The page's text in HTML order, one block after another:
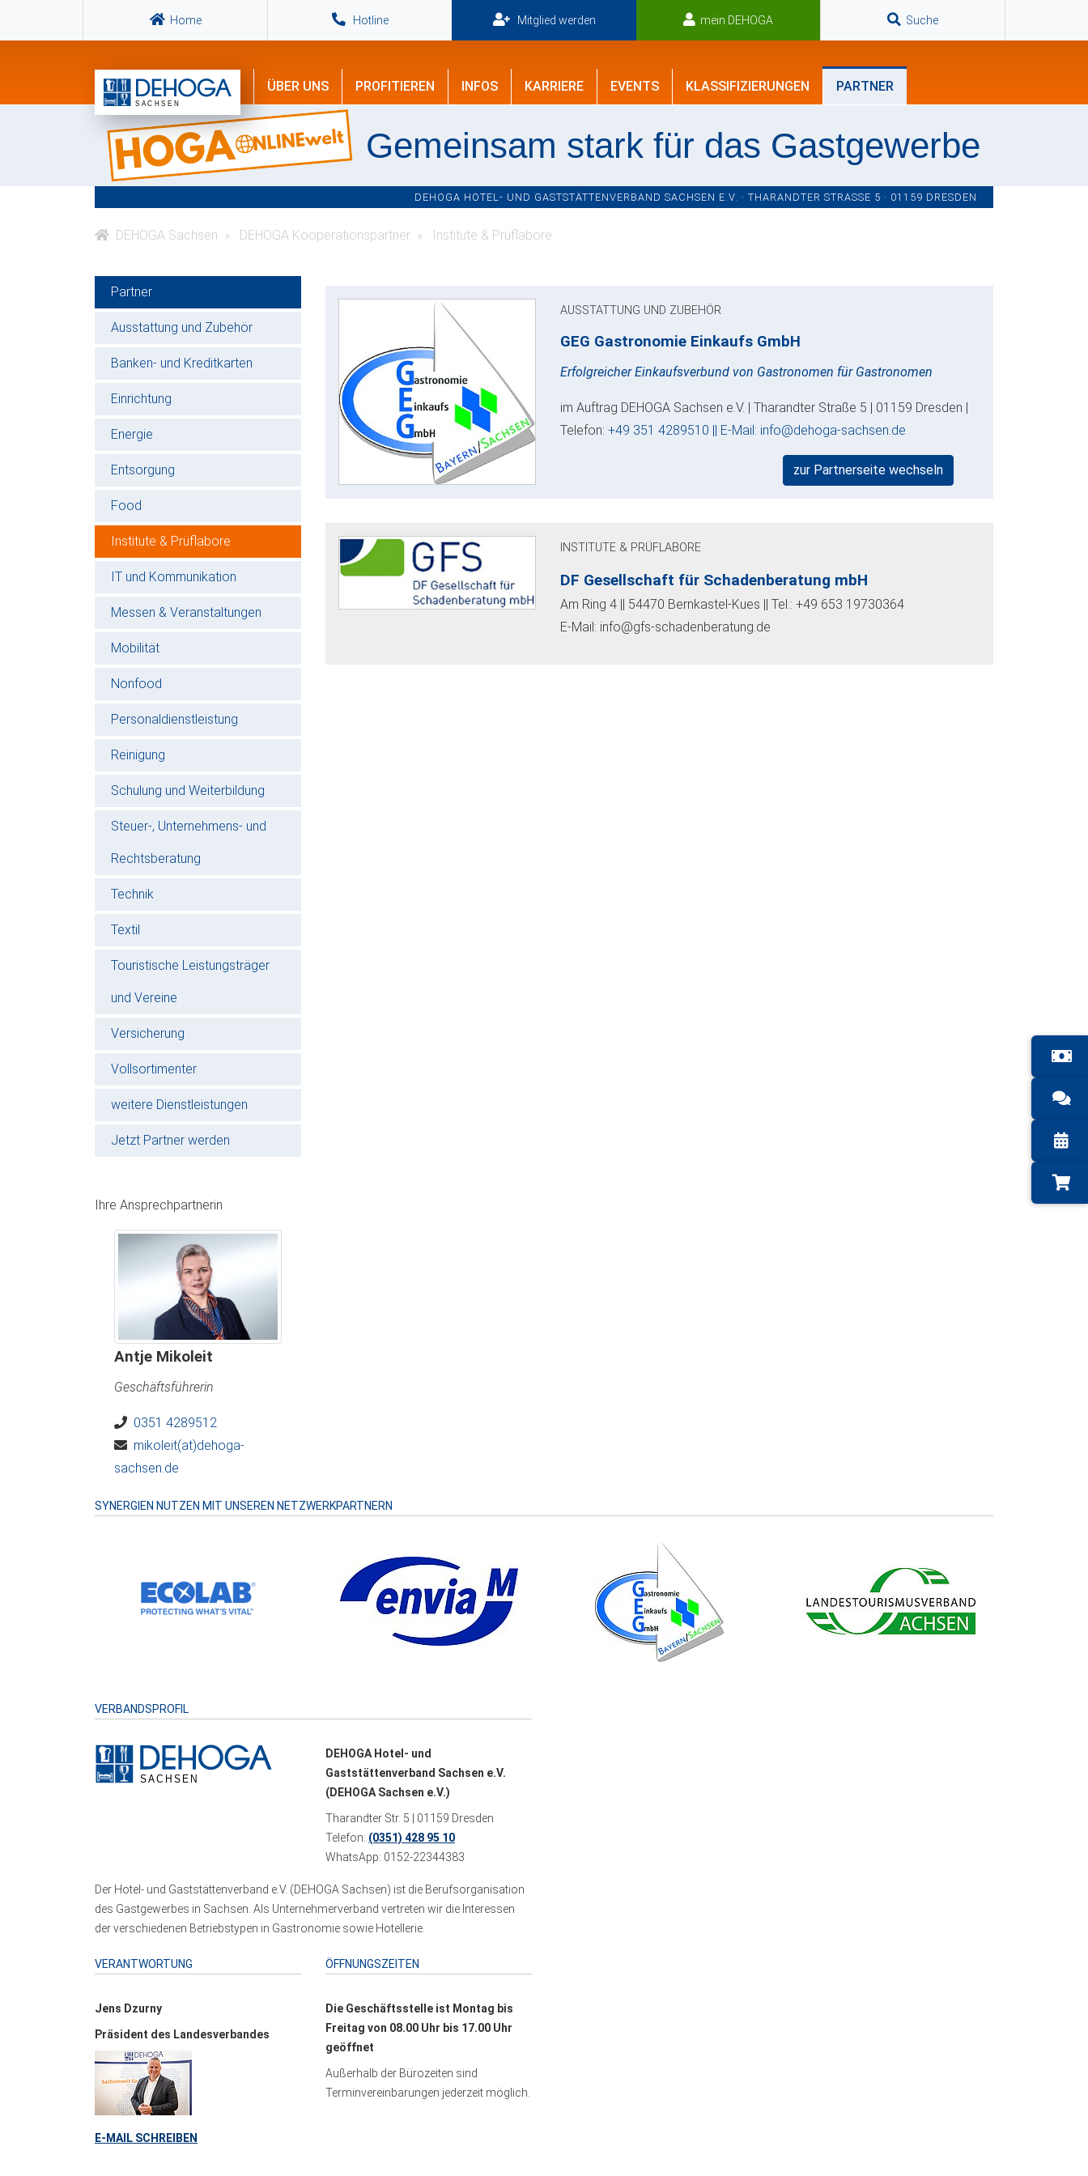
Home Hotline Mitglied werden mein DEHOGA Suche
ÜBER UNS PROFITIEREN INFOS KARRIERE EVENTS KLASSIFIZIERUNGEN PARTNER
Gemeinsam stark für das Gastgewerbe
DEHOGA HOTEL- UND GASTSTÄTTENVERBAND SACHSEN E.V. · THARANDTER STRASSE 5 · 01159 DRESDEN
DEHOGA Sachsen DEHOGA Kooperationspartner Institute & Prüflabore
Partner
Ausstattung und Zubehör
Banken- und Kreditkarten
Einrichtung
Energie
Entsorgung
Food
Institute & Prüflabore
IT und Kommunikation
Messen & Veranstaltungen
Mobilität
Nonfood
Personaldienstleistung
Reinigung
Schulung und Weiterbildung
Steuer-, Unternehmens- und
Rechtsberatung
Technik
Textil
Touristische Leistungsträger
und Vereine
Versicherung
Vollsortimenter
weitere Dienstleistungen
Jetzt Partner werden
Ihre Ansprechpartnerin
Antje Mikoleit
Geschäftsführerin
0351 4289512
mikoleit(at)dehoga-
sachsen.de
AUSSTATTUNG UND ZUBEHÖR
GEG Gastronomie Einkaufs GmbH
Erfolgreicher Einkaufsverbund von Gastronomen für Gastronomen
im Auftrag DEHOGA Sachsen e.V. | Tharandter Straße 5 | 01159 Dresden |
Telefon:+49 351 4289510 || E-Mail: info@dehoga-sachsen.de
zur Partnerseite wechseln
INSTITUTE & PRÜFLABORE
DF Gesellschaft für Schadenberatung mbH
Am Ring 4 || 54470 Bernkastel-Kues || Tel.: +49 653 19730364
E-Mail: info@gfs-schadenberatung.de
SYNERGIEN NUTZEN MIT UNSEREN NETZWERKPARTNERN
VERBANDSPROFIL
DEHOGA Hotel- und
Gaststättenverband Sachsen e.V.
(DEHOGA Sachsen e.V.)
Tharandter Str. 5 | 01159 Dresden
Telefon: (0351) 428 95 10
WhatsApp: 0152-22344383
Der Hotel- und Gaststättenverband e.V. (DEHOGA Sachsen) ist die Berufsorganisation
des Gastgewerbes in Sachsen. Als Unternehmerverband vertreten wir die Interessen
der verschiedenen Betriebstypen in Gastronomie sowie Hotellerie.
VERANTWORTUNG
Jens Dzurny
Präsident des Landesverbandes
E-MAIL SCHREIBEN
ÖFFNUNGSZEITEN
Die Geschäftsstelle ist Montag bis
Freitag von 08.00 Uhr bis 17.00 Uhr
geöffnet
Außerhalb der Bürozeiten sind
Terminvereinbarungen jederzeit möglich.